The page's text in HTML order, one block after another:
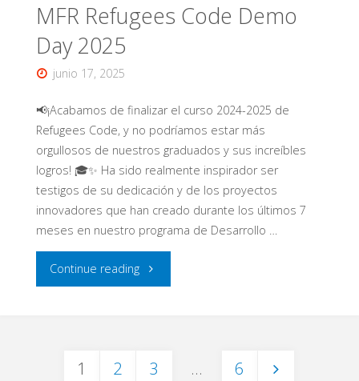
MFR Refugees Code Demo
Day 2025
junio 17, 2025
📢¡Acabamos de finalizar el curso 2024-2025 de
Refugees Code, y no podríamos estar más
orgullosos de nuestros graduados y sus increíbles
logros! 🎓✨ Ha sido realmente inspirador ser
testigos de su dedicación y de los proyectos
innovadores que han creado durante los últimos 7
meses en nuestro programa de Desarrollo …
Continue reading"MFR
Demo
1 2 3 … 6